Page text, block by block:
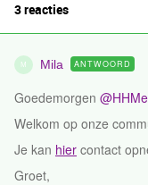
3 reacties
M Mila ANTWOORD
Goedemorgen
Welkom op onze
Je kan hier contact
Groet,